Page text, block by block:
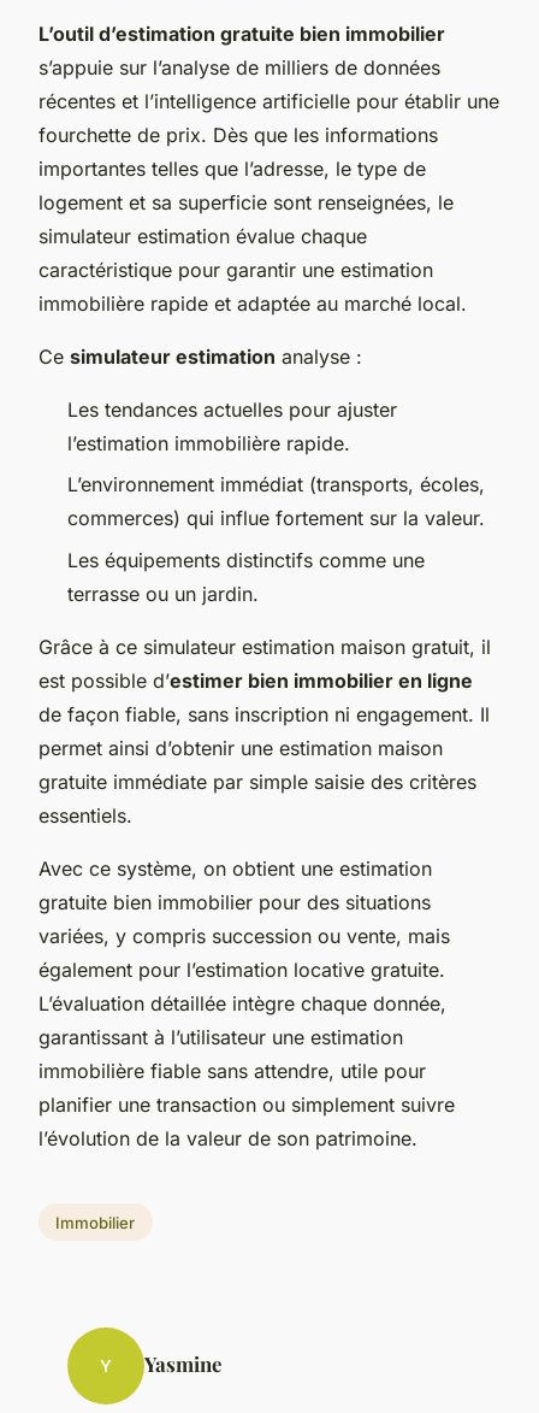
L’outil d’estimation gratuite bien immobilier
s’appuie sur l’analyse de milliers de données
récentes et l’intelligence artificielle pour établir une
fourchette de prix. Dès que les informations
importantes telles que l’adresse, le type de
logement et sa superficie sont renseignées, le
simulateur estimation évalue chaque
caractéristique pour garantir une estimation
immobilière rapide et adaptée au marché local.
Ce simulateur estimation analyse :
Les tendances actuelles pour ajuster
l’estimation immobilière rapide.
L’environnement immédiat (transports, écoles,
commerces) qui influe fortement sur la valeur.
Les équipements distinctifs comme une
terrasse ou un jardin.
Grâce à ce simulateur estimation maison gratuit, il
est possible d’estimer bien immobilier en ligne
de façon fiable, sans inscription ni engagement. Il
permet ainsi d’obtenir une estimation maison
gratuite immédiate par simple saisie des critères
essentiels.
Avec ce système, on obtient une estimation
gratuite bien immobilier pour des situations
variées, y compris succession ou vente, mais
également pour l’estimation locative gratuite.
L’évaluation détaillée intègre chaque donnée,
garantissant à l’utilisateur une estimation
immobilière fiable sans attendre, utile pour
planifier une transaction ou simplement suivre
l’évolution de la valeur de son patrimoine.
Immobilier
Y Yasmine